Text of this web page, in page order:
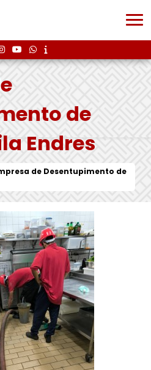
de
Endres
de Desentupimento de